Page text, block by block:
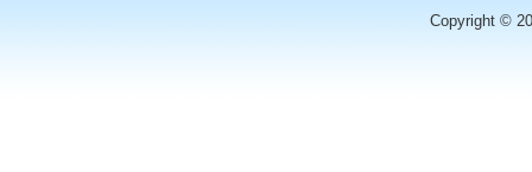
Copyright ©